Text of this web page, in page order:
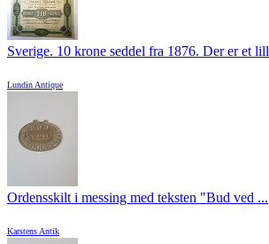
Sverige. 10 krone seddel fra 1876. Der er et
Lundin Antique
Ordensskilt i messing med teksten "Bud ved ...
Karstens Antik